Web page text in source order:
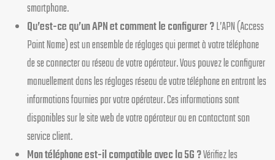
smartphone.
Qu’est-ce qu’un APN et comment le configurer ?L’APN (Access
Point Name) est un ensemble de réglages qui permet à votre téléphone
de se connecter au réseau de votre opérateur. Vous pouvez le configurer
manuellement dans les réglages réseau de votre téléphone en entrant les
informations fournies par votre opérateur. Ces informations sont
disponibles sur le site web de votre opérateur ou en contactant son
service client.
Mon téléphone est-il compatible avec la 5G ?Vérifiez les